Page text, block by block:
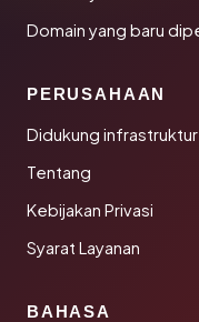
Domain yang baru
PERUSAHAAN
Didukung
Tentang
Kebijakan Privasi
Syarat Layanan
BAHASA